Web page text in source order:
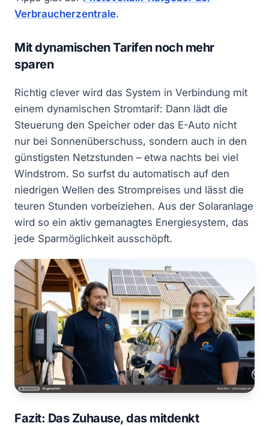
Verbraucherzentrale.
Mit dynamischen Tarifen noch mehr
sparen
Richtig clever wird das System in Verbindung mit
einem dynamischen Stromtarif: Dann lädt die
Steuerung den Speicher oder das E-Auto nicht
nur bei Sonnenüberschuss, sondern auch in den
günstigsten Netzstunden – etwa nachts bei viel
Windstrom. So surfst du automatisch auf den
niedrigen Wellen des Strompreises und lässt die
teuren Stunden vorbeiziehen. Aus der Solaranlage
wird so ein aktiv gemanagtes Energiesystem, das
jede Sparmöglichkeit ausschöpft.
Fazit: Das Zuhause, das mitdenkt